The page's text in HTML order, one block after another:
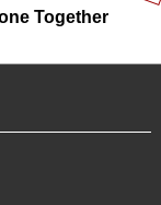
Together